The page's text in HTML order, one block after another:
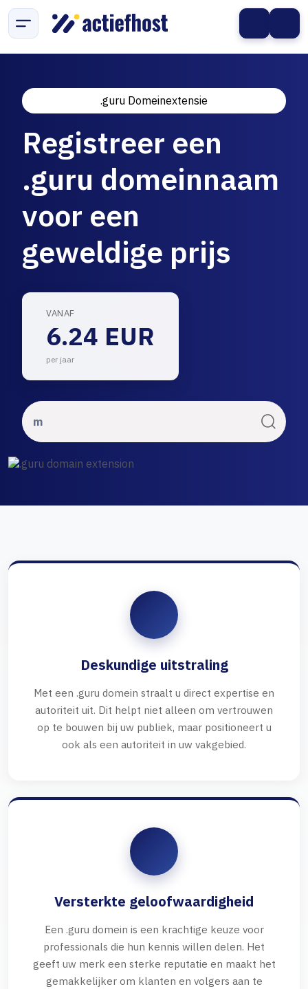
.guru Domeinextensie
Registreer een
.guru domeinnaam
voor een
geweldige prijs
VANAF
6.24 EUR
per jaar
Deskundige uitstraling
Met een .guru domein straalt u direct expertise en
autoriteit uit. Dit helpt niet alleen om vertrouwen
op te bouwen bij uw publiek, maar positioneert u
ook als een autoriteit in uw vakgebied.
Versterkte geloofwaardigheid
Een .guru domein is een krachtige keuze voor
professionals die hun kennis willen delen. Het
geeft uw merk een sterke reputatie en maakt het
gemakkelijker om klanten en volgers aan te